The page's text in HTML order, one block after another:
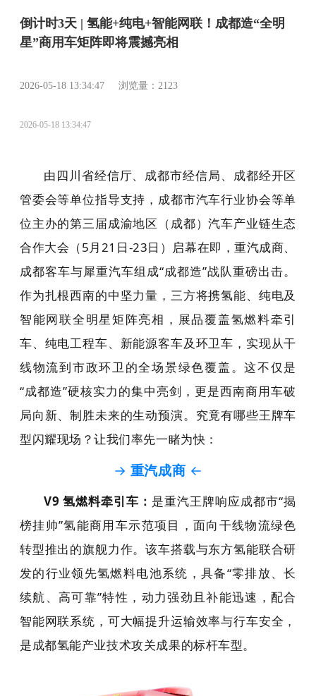
倒计时3天 | 氢能+纯电+智能网联！成都造“全明
星”商用车矩阵即将震撼亮相
2026-05-18 13:34:47 浏览量：2123
2026-05-18 13:34:47
由四川省经信厅、成都市经信局、成都经开区
管委会等单位指导支持，成都市汽车行业协会等单
位主办的第三届成渝地区（成都）汽车产业链生态
合作大会（5月21日-23日）启幕在即，重汽成商、
成都客车与犀重汽车组成“成都造”战队重磅出击。
作为扎根西南的中坚力量，三方将携氢能、纯电及
智能网联全明星矩阵亮相，展品覆盖氢燃料牵引
车、纯电工程车、新能源客车及环卫车，实现从干
线物流到市政环卫的全场景绿色覆盖。这不仅是
“成都造”硬核实力的集中亮剑，更是西南商用车破
局向新、制胜未来的生动预演。究竟有哪些王牌车
型闪耀现场？让我们率先一睹为快：
→ 重汽成商 ←
V9 氢燃料牵引车： 是重汽王牌响应成都市“揭
榜挂帅”氢能商用车示范项目，面向干线物流绿色
转型推出的旗舰力作。该车搭载与东方氢能联合研
发的行业领先氢燃料电池系统，具备“零排放、长
续航、高可靠”特性，动力强劲且补能迅速，配合
智能网联系统，可大幅提升运输效率与行车安全，
是成都氢能产业技术攻关成果的标杆车型。